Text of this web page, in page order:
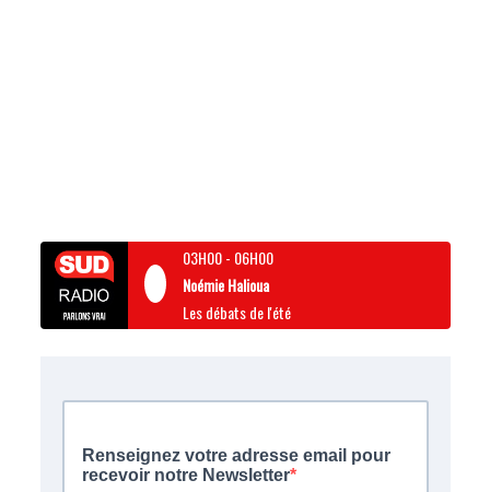
03H00- 06H00
Noémie Halioua
Les débats de l'été